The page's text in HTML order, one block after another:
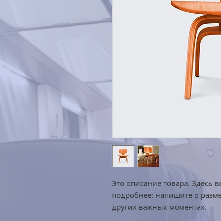
Это описание товара. Здесь
подробнее: напишите о
других важных моментах.